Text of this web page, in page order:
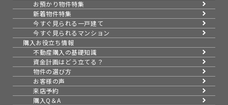
お預かり物件特集
新着物件特集
今すぐ見られる一戸建て
今すぐ見られるマンション
購入お役立ち情報
不動産購入の基礎知識
資金計画はどう立てる？
物件の選び方
お客様の声
来店予約
購入Q＆A